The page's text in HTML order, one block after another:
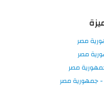
مصر
مصر
مصر
جمهورية مصر